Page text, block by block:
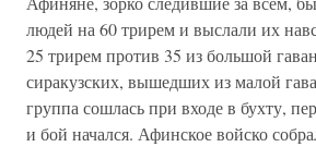
людей на 60 трирем и выслали их
25 трирем против 35 из большой
сиракузских, вышедших из малой
группа сошлась при входе в бухту,
и бой начался. Афинское войско